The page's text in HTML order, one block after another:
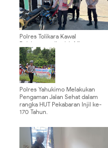
Polres Tolikara Kawal
Pelaksanaan Ibadah Minggu,
Pastikan Jemaat Beribadah
dengan Aman dan Khusyuk
Polres Yahukimo Melakukan
Pengaman Jalan Sehat dalam
rangka HUT Pekabaran Injil ke-
170 Tahun.